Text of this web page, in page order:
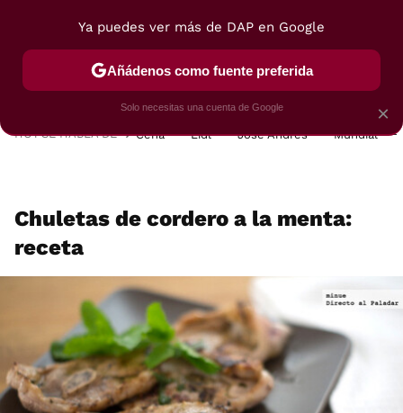
POSTRES VIAJES SELECCIÓN VEGUI
HOY SE HABLA DE Cena Lidl José Andrés Mundial
Chuletas de cordero a la menta:
receta
×
Ya puedes ver más de DAP en Google
Añádenos como fuente preferida
Solo necesitas una cuenta de Google